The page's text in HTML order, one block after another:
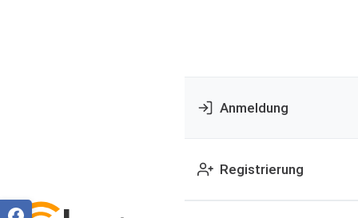
Anmeldung
Registrierung